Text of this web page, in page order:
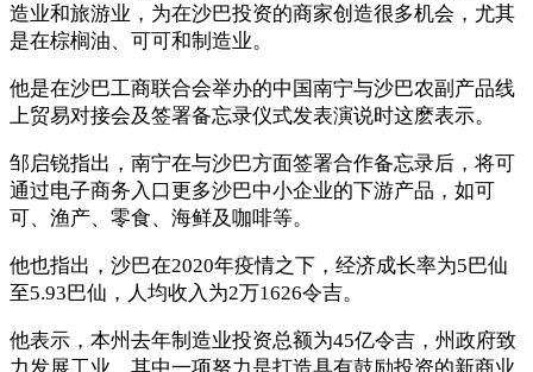
造业和旅游业，为在沙巴投资的商家创造很多机会，尤其
是在棕榈油、可可和制造业。
他是在沙巴工商联合会举办的中国南宁与沙巴农副产品线
上贸易对接会及签署备忘录仪式发表演说时这麽表示。
邹启锐指出，南宁在与沙巴方面签署合作备忘录后，将可
通过电子商务入口更多沙巴中小企业的下游产品，如可
可、渔产、零食、海鲜及咖啡等。
他也指出，沙巴在2020年疫情之下，经济成长率为5巴仙
至5.93巴仙，人均收入为2万1626令吉。
他表示，本州去年制造业投资总额为45亿令吉，州政府致